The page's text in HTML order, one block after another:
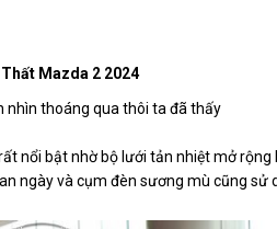
Mazda 2 2024
nhìn thoáng qua thôi ta đã thấy
nổi bật nhờ bộ lưới tản nhiệt mở rộng
ngày và cụm đèn sương mù cũng sử